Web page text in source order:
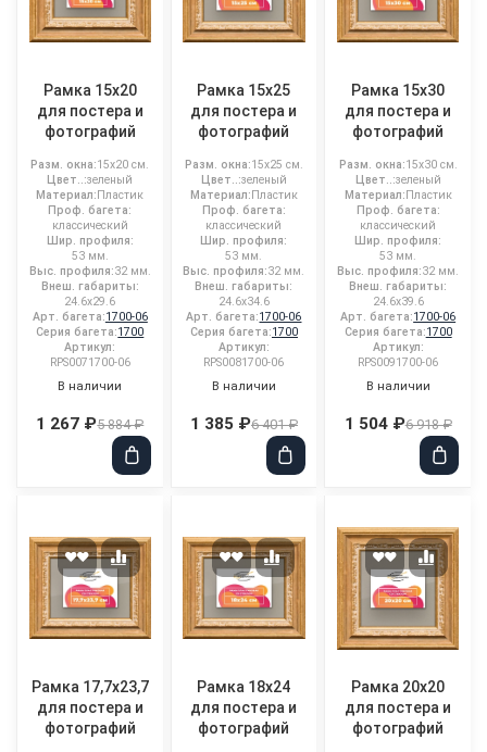
Рамка 15x20
для постера и
фотографий
Разм. окна:15x20 см.
Цвет..:зеленый
Материал:Пластик
Проф. багета:
классический
Шир. профиля:
53 мм.
Выс. профиля:32 мм.
Внеш. габариты:
24.6x29.6
Арт. багета:1700-06
Серия багета:1700
Артикул:
RPS0071700-06
В наличии
1 267 ₽5 884 ₽
Рамка 15x25
для постера и
фотографий
Разм. окна:15x25 см.
Цвет..:зеленый
Материал:Пластик
Проф. багета:
классический
Шир. профиля:
53 мм.
Выс. профиля:32 мм.
Внеш. габариты:
24.6x34.6
Арт. багета:1700-06
Серия багета:1700
Артикул:
RPS0081700-06
В наличии
1 385 ₽6 401 ₽
Рамка 15x30
для постера и
фотографий
Разм. окна:15x30 см.
Цвет..:зеленый
Материал:Пластик
Проф. багета:
классический
Шир. профиля:
53 мм.
Выс. профиля:32 мм.
Внеш. габариты:
24.6x39.6
Арт. багета:1700-06
Серия багета:1700
Артикул:
RPS0091700-06
В наличии
1 504 ₽6 918 ₽
Рамка 17,7x23,7
для постера и
фотографий
Рамка 18x24
для постера и
фотографий
Рамка 20x20
для постера и
фотографий